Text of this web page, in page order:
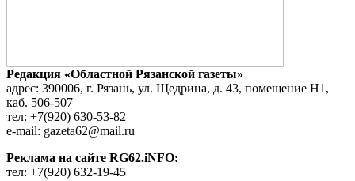
Редакция «Областной Рязанской газеты»
адрес: 390006, г. Рязань, ул. Щедрина, д. 43, помещение Н1,
каб. 506-507
тел: +7(920) 630-53-82
e-mail: gazeta62@mail.ru
Реклама на сайте RG62.iNFO:
тел: +7(920) 632-19-45